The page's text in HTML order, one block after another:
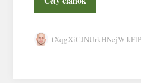
tXqgXiCJNUrkHNejW